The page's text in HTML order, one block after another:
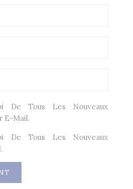
De Tous Les Nouveaux
E-Mail.
De Tous Les Nouveaux